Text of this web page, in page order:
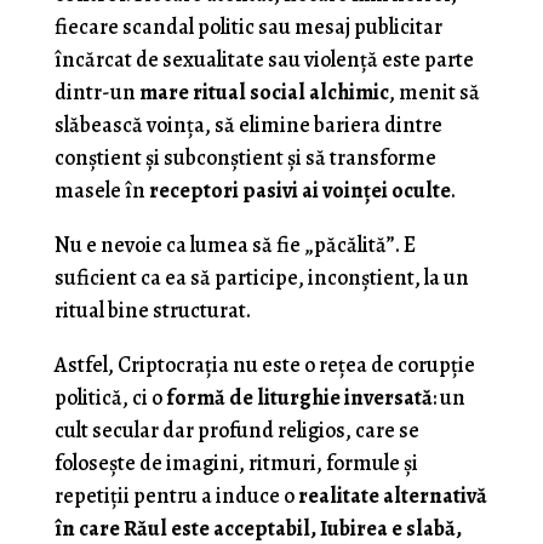
fiecare scandal politic sau mesaj publicitar
încărcat de sexualitate sau violență este parte
dintr-unmare ritual social alchimic, menit să
slăbească voința, să elimine bariera dintre
conștient și subconștient și să transforme
masele înreceptori pasivi ai voinței oculte.
Nu e nevoie ca lumea să fie „păcălită”. E
suficient ca ea să participe, inconștient, la un
ritual bine structurat.
Astfel, Criptocrația nu este o rețea de corupție
politică, ci oformă de liturghie inversată: un
cult secular dar profund religios, care se
folosește de imagini, ritmuri, formule și
repetiții pentru a induce orealitate alternativă
în care Răul este acceptabil, Iubirea e slabă,